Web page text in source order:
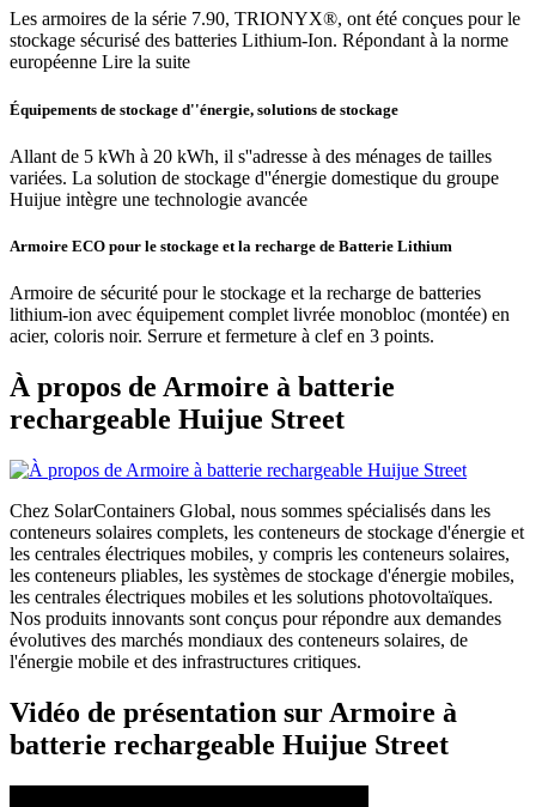
Les armoires de la série 7.90, TRIONYX®, ont été conçues pour le
stockage sécurisé des batteries Lithium-Ion. Répondant à la norme
européenne Lire la suite
Équipements de stockage d''énergie, solutions de stockage
Allant de 5 kWh à 20 kWh, il s''adresse à des ménages de tailles
variées. La solution de stockage d''énergie domestique du groupe
Huijue intègre une technologie avancée
Armoire ECO pour le stockage et la recharge de Batterie Lithium
Armoire de sécurité pour le stockage et la recharge de batteries
lithium-ion avec équipement complet livrée monobloc (montée) en
acier, coloris noir. Serrure et fermeture à clef en 3 points.
À propos de Armoire à batterie
rechargeable Huijue Street
Chez SolarContainers Global, nous sommes spécialisés dans les
conteneurs solaires complets, les conteneurs de stockage d'énergie et
les centrales électriques mobiles, y compris les conteneurs solaires,
les conteneurs pliables, les systèmes de stockage d'énergie mobiles,
les centrales électriques mobiles et les solutions photovoltaïques.
Nos produits innovants sont conçus pour répondre aux demandes
évolutives des marchés mondiaux des conteneurs solaires, de
l'énergie mobile et des infrastructures critiques.
Vidéo de présentation sur Armoire à
batterie rechargeable Huijue Street